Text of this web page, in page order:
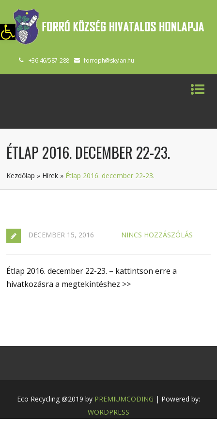
Eszköztár megnyitása
+36 46/587-288 forroph@skylan.hu
ÉTLAP 2016. DECEMBER 22-23.
Kezdőlap » Hírek » Étlap 2016. december 22-23.
DECEMBER 15, 2016 NINCS HOZZÁSZÓLÁS
Étlap 2016. december 22-23. – kattintson erre a
hivatkozásra a megtekintéshez >>
Eco Recycling @2019 by PREMIUMCODING | Powered by:
WORDPRESS